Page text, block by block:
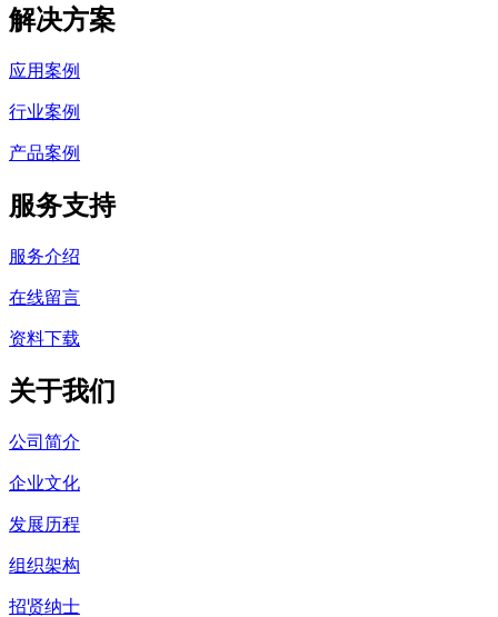
解决方案
应用案例
行业案例
产品案例
服务支持
服务介绍
在线留言
资料下载
关于我们
公司简介
企业文化
发展历程
组织架构
招贤纳士